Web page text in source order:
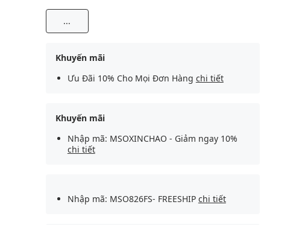
...
Khuyến mãi
Ưu Đãi 10% Cho Mọi Đơn Hàng chi tiết
Khuyến mãi
Nhập mã: MSOXINCHAO - Giảm ngay 10%
chi tiết
Nhập mã: MSO826FS- FREESHIP chi tiết